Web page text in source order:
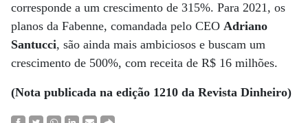
corresponde a um crescimento de 315%. Para 2021, os
planos da Fabenne, comandada pelo CEO Adriano
Santucci, são ainda mais ambiciosos e buscam um
crescimento de 500%, com receita de R$ 16 milhões.
(Nota publicada na edição 1210 da Revista Dinheiro)